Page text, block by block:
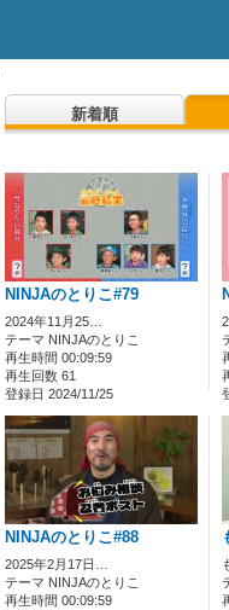
新着順
NINJAのとりこ#79
2024年11月25…
テーマ NINJAのとりこ
再生時間 00:09:59
再生回数 61
登録日 2024/11/25
NINJAのとりこ#88
2025年2月17日…
テーマ NINJAのとりこ
再生時間 00:09:59